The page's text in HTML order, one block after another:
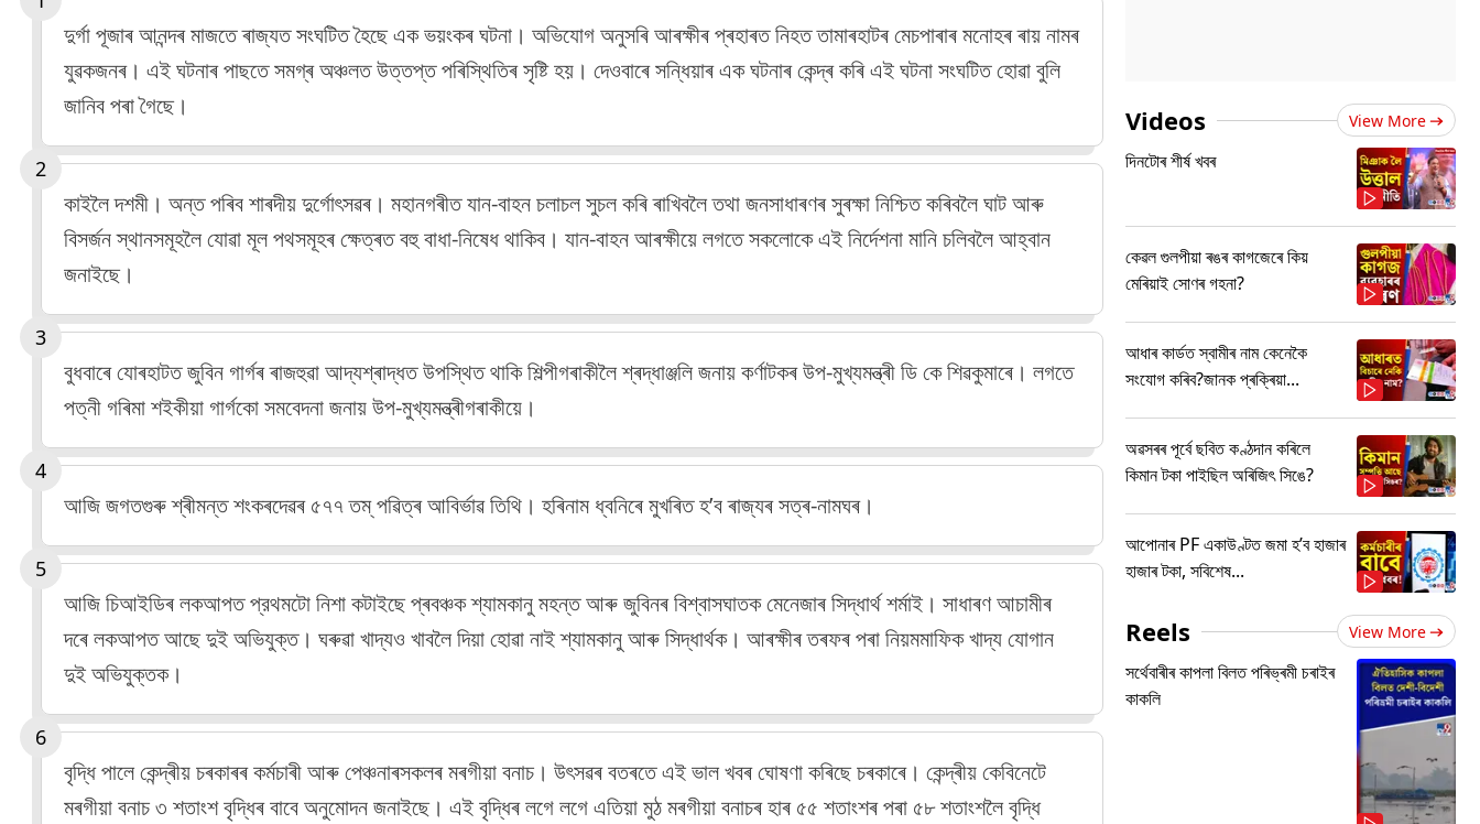
দুৰ্গা পূজাৰ আনন্দৰ মাজতে ৰাজ্যত সংঘটিত হৈছে এক ভয়ংকৰ ঘটনা। অভিযোগ অনুসৰি আৰক্ষীৰ প্ৰহাৰত নিহত তামাৰহাটৰ মেচপাৰাৰ মনোহৰ ৰায় নামৰ
যুৱকজনৰ। এই ঘটনাৰ পাছতে সমগ্ৰ অঞ্চলত উত্তপ্ত পৰিস্থিতিৰ সৃষ্টি হয়। দেওবাৰে সন্ধিয়াৰ এক ঘটনাৰ কেন্দ্ৰ কৰি এই ঘটনা সংঘটিত হোৱা বুলি
জানিব পৰা গৈছে।
কাইলৈদশমী । অন্তপৰিবশাৰদীয়দুৰ্গোৎসৱৰ। মহানগৰীত যান-বাহন চলাচল সুচল কৰি ৰাখিবলৈ তথা জনসাধাৰণৰ সুৰক্ষা নিশ্চিত কৰিবলৈ ঘাট আৰু
বিসৰ্জন স্থানসমূহলৈ যোৱা মূল পথসমূহৰ ক্ষেত্ৰত বহু বাধা-নিষেধ থাকিব। যান-বাহন আৰক্ষীয়ে লগতে সকলোকে এই নিৰ্দেশনা মানি চলিবলৈ আহ্বান
জনাইছে।
বুধবাৰে যোৰহাটত জুবিন গাৰ্গৰ ৰাজহুৱা আদ্যশ্ৰাদ্ধত উপস্থিত থাকি শিল্পীগৰাকীলৈ শ্ৰদ্ধাঞ্জলি জনায় কৰ্ণাটকৰ উপ-মুখ্যমন্ত্ৰী ডি কে শিৱকুমাৰে। লগতে
পত্নী গৰিমা শইকীয়া গাৰ্গকো সমবেদনা জনায় উপ-মুখ্যমন্ত্ৰীগৰাকীয়ে।
আজি জগতগুৰু শ্ৰীমন্ত শংকৰদেৱৰ ৫৭৭ তম্ পৱিত্ৰ আবিৰ্ভাৱ তিথি। হৰিনাম ধ্বনিৰে মুখৰিত হ’ব ৰাজ্যৰ সত্ৰ-নামঘৰ।
আজি চিআইডিৰ লকআপত প্রথমটো নিশা কটাইছে প্ৰবঞ্চক শ্যামকানু মহন্ত আৰু জুবিনৰ বিশ্বাসঘাতক মেনেজাৰ সিদ্ধাৰ্থ শৰ্মাই। সাধাৰণ আচামীৰ
দৰে লকআপত আছে দুই অভিযুক্ত। ঘৰুৱা খাদ্যও খাবলৈ দিয়া হোৱা নাই শ্যামকানু আৰু সিদ্ধাৰ্থক। আৰক্ষীৰ তৰফৰ পৰা নিয়মমাফিক খাদ্য যোগান
দুই অভিযুক্তক।
বৃদ্ধি পালে কেন্দ্ৰীয় চৰকাৰৰ কৰ্মচাৰী আৰু পেঞ্চনাৰসকলৰ মৰগীয়া বনাচ। উৎসৱৰ বতৰতে এই ভাল খবৰ ঘোষণা কৰিছে চৰকাৰে। কেন্দ্ৰীয় কেবিনেটে
মৰগীয়া বনাচ ৩ শতাংশ বৃদ্ধিৰ বাবে অনুমোদন জনাইছে। এই বৃদ্ধিৰ লগে লগে এতিয়া মুঠ মৰগীয়া বনাচৰ হাৰ ৫৫ শতাংশৰ পৰা ৫৮ শতাংশলৈ বৃদ্ধি
Videos View More
দিনটোৰ শীৰ্ষ খবৰ
কেৱল গুলপীয়া ৰঙৰ কাগজেৰে কিয়
মেৰিয়াই সোণৰ গহনা?
আধাৰ কাৰ্ডত স্বামীৰ নাম কেনেকৈ
সংযোগ কৰিব?জানক প্ৰক্ৰিয়া...
অৱসৰৰ পূৰ্বে ছবিত কণ্ঠদান কৰিলে
কিমান টকা পাইছিল অৰিজিৎ সিঙে?
আপোনাৰ PF একাউণ্টত জমা হ’ব হাজাৰ
হাজাৰ টকা, সবিশেষ...
Reels View More
সৰ্থেবাৰীৰ কাপলা বিলত পৰিভ্ৰমী চৰাইৰ
কাকলি